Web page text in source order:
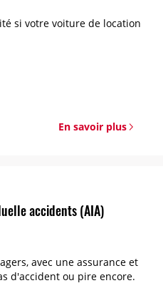
si votre voiture de location
En savoir plus
accidents (AIA)
avec une assurance et
d'accident ou pire encore.